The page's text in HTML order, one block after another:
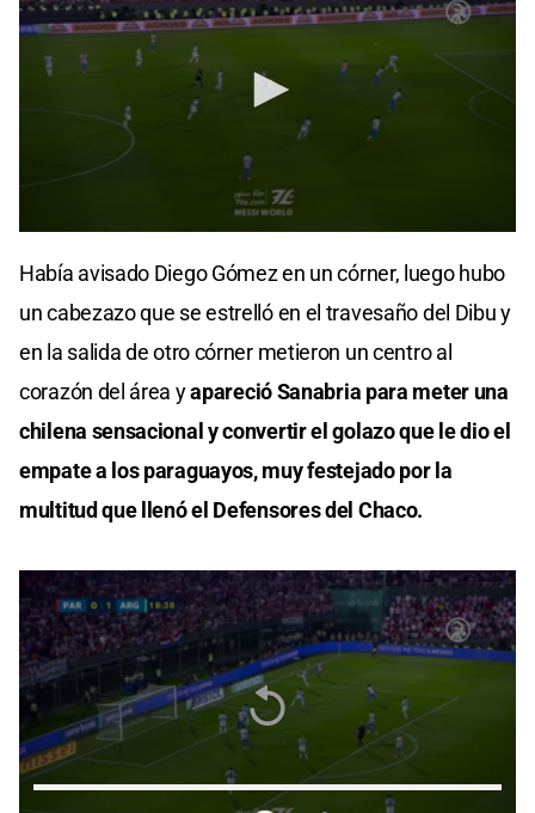
seconds
of
seconds
Había avisado Diego Gómez en un córner, luego hubo
un cabezazo que se estrelló en el travesaño del Dibu y
en la salida de otro córner metieron un centro al
corazón del área yapareció Sanabria para meter una
chilena sensacional y convertir el golazo que le dio el
empate a los paraguayos, muy festejado por la
multitud que llenó el Defensores del Chaco.